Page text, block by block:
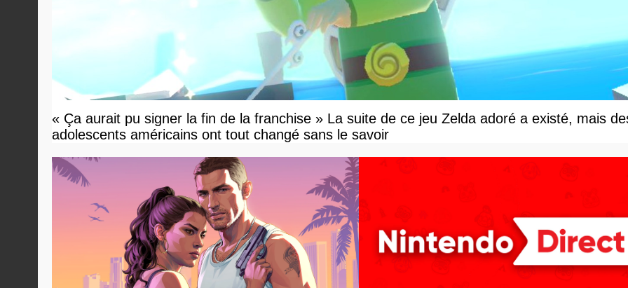
« Ça aurait pu signer la fin de la franchise » La suite de ce jeu Zelda adoré a existé, mais
adolescents américains ont tout changé sans le savoir